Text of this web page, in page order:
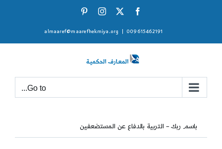
Facebook
X
Instagram
009615462191
almaaref@maarefhekmiya.org
Go to...
باسم ربك – التربية بالدفاع عن المستضعفين